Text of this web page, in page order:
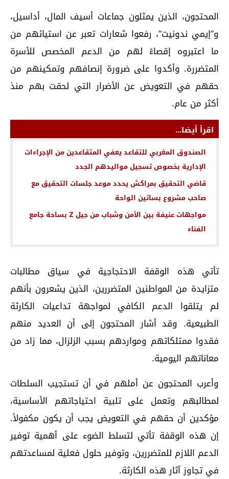
المحتجون، الذين يمثلون جماعات أسيف المال، أداسيل،
و”إيمي ندونيت”، رفعوا شعارات تعبر عن استيائهم من
ما اعتبروه إقصاءً لهم من الدعم المخصص للأسرة
المتضررة. وأكدوا على ضرورة إنصافهم وتمكينهم من
حقهم في التعويض عن الأضرار التي لحقت بهم منذ
أكثر من عام.
اقرأ أيضا...
الصندوق المغربي للتقاعد يعفي المتقاعدين من الإجراءات
الإدارية بخصوص تسجيل مواليدهم الجدد
قاضي التحقيق بمراكش يحدد موعد جلسات التحقيق مع
صاحب مشروع بساتين الواحة
مواجهات عنيفة بين الأمن وشباب من جيل Z بساحة جامع
الفناء
تأتي هذه الوقفة الاحتجاجية في سياق مطالبات
متزايدة من المواطنين المتضررين، الذين يشعرون بأنهم
لم يتلقوا الدعم الكافي لمواجهة تداعيات الكارثة
الطبيعية. وقد أشار المحتجون إلى أن العديد منهم
فقدوا ممتلكاتهم ومواردهم بسبب الزلزال، مما زاد من
معاناتهم اليومية.
وأعرب المحتجون عن أملهم في أن تستجيب السلطات
لمطالبهم وتعمل على تلبية احتياجاتهم الأساسية،
مؤكدين أن حقهم في التعويض يجب أن يكون مكفولاً.
إن هذه الوقفة تأتي لتسلط الضوء على أهمية توفير
الدعم اللازم للمتضررين، وتوفير حلول فعلية لمساعدتهم
في تجاوز آثار هذه الكارثة.